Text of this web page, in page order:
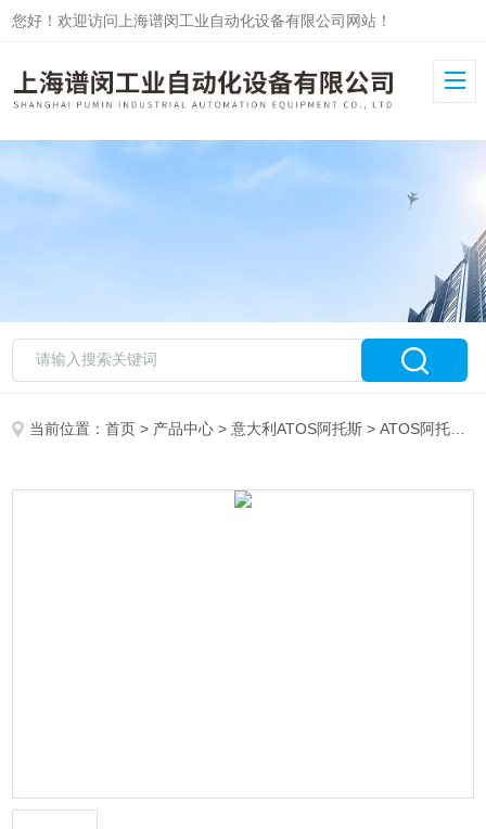
您好！欢迎访问上海谱闵工业自动化设备有限公司网站！
当前位置：首页 > 产品中心 >意大利ATOS阿托斯 >ATOS阿托斯电磁阀